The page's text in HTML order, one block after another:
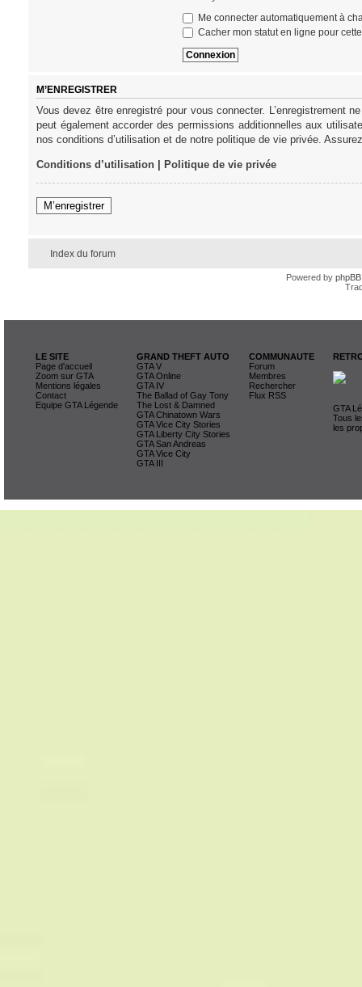
Me connecter automatiquement à
Cacher mon statut en ligne pour
M’ENREGISTRER
Vous devez être enregistré pour vous connecter. L’enregistrement
peut également accorder des permissions additionnelles aux
nos conditions d’utilisation et de notre politique de vie privée.
Conditions d’utilisation| Politique de vie privée
M’enregistrer
Index du forum
Powered by phpBB
LE SITE
Page d'accueil
Zoom sur GTA
Mentions légales
Contact
Equipe GTA Légende
GRAND THEFT AUTO
GTA V
GTA Online
GTA IV
The Ballad of Gay Tony
The Lost & Damned
GTA Chinatown Wars
GTA Vice City Stories
GTA Liberty City Stories
GTA San Andreas
GTA Vice City
GTA III
COMMUNAUTE
Forum
Membres
Rechercher
Flux RSS
GTA
Tous
les